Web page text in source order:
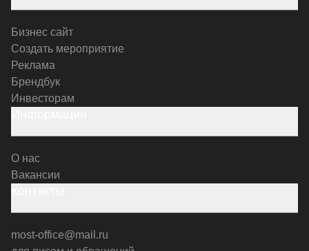
Бизнес сайт
Создать мероприятие
Реклама
Брендбук
Инвесторам
О нас
Вакансии
most-office@mail.ru